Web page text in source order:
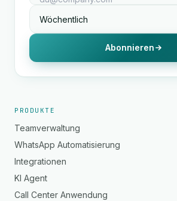
Abonnieren
PRODUKTE
Teamverwaltung
WhatsApp Automatisierung
Integrationen
KI Agent
Call Center Anwendung